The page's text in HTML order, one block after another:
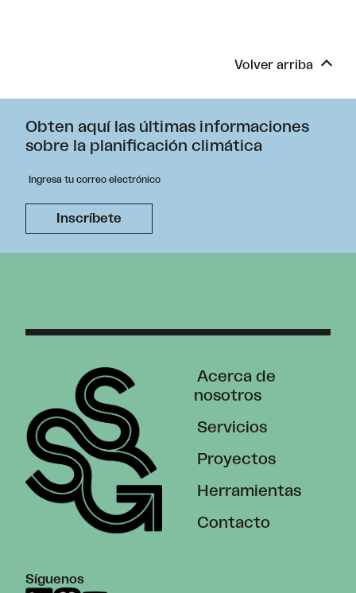
Volver arriba
Obten aquí las últimas informaciones
sobre la planificación climática
Síguenos
Acerca de
nosotros
Servicios
Proyectos
Herramientas
Contacto